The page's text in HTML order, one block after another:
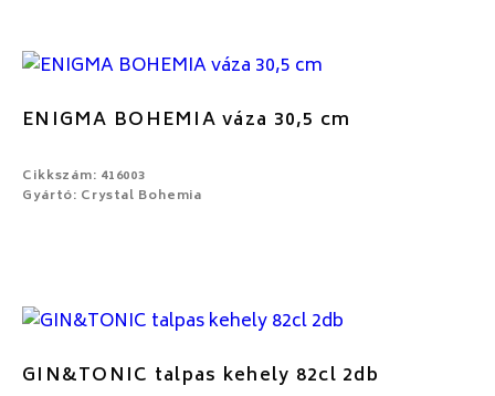
ENIGMA BOHEMIA váza 30,5 cm
Cikkszám: 416003
Gyártó: Crystal Bohemia
GIN&TONIC talpas kehely 82cl 2db